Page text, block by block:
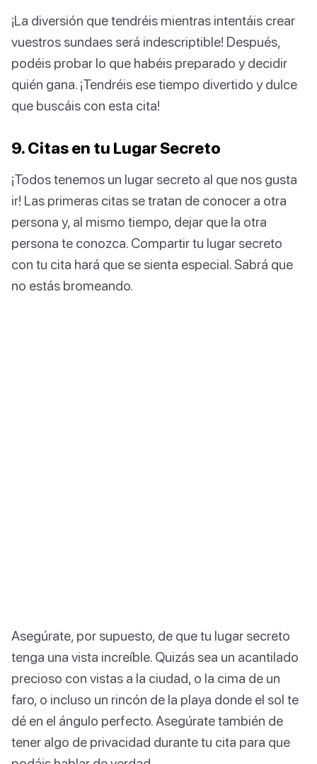
¡La diversión que tendréis mientras intentáis crear
vuestros sundaes será indescriptible! Después,
podéis probar lo que habéis preparado y decidir
quién gana. ¡Tendréis ese tiempo divertido y dulce
que buscáis con esta cita!
9. Citas en tu Lugar Secreto
¡Todos tenemos un lugar secreto al que nos gusta
ir! Las primeras citas se tratan de conocer a otra
persona y, al mismo tiempo, dejar que la otra
persona te conozca. Compartir tu lugar secreto
con tu cita hará que se sienta especial. Sabrá que
no estás bromeando.
Asegúrate, por supuesto, de que tu lugar secreto
tenga una vista increíble. Quizás sea un acantilado
precioso con vistas a la ciudad, o la cima de un
faro, o incluso un rincón de la playa donde el sol te
dé en el ángulo perfecto. Asegúrate también de
tener algo de privacidad durante tu cita para que